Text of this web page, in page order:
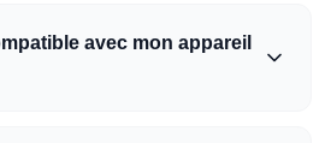
avec mon appareil